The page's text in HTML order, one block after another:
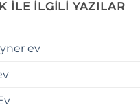
İLE İLGİLİ YAZILAR
ev